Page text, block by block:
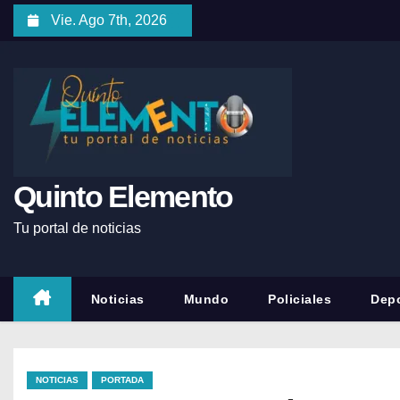
Vie. Ago 7th, 2026
Quinto Elemento
Tu portal de noticias
Noticias Mundo Policiales
NOTICIAS PORTADA